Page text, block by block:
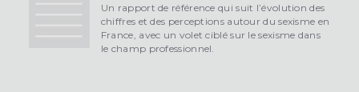
Un rapport de référence qui suit l’évolution des
chiffres et des perceptions autour du sexisme en
France, avec un volet ciblé sur le sexisme dans
le champ professionnel.